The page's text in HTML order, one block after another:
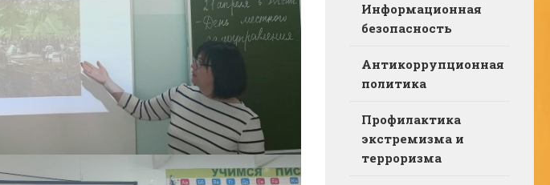
Информационная
безопасность
Антикоррупционная
политика
Профилактика
экстремизма и
терроризма